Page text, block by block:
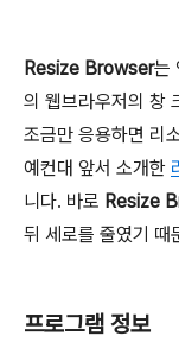
Resize Browser는
의 웹브라우저의 창
조금만 응용하면 리
예컨대 앞서 소개한
니다. 바로 Resize
뒤 세로를 줄였기 때
프로그램 정보